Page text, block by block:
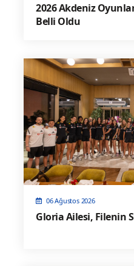
2026 Akdeniz
Belli Oldu
06 Ağustos 2026
Gloria Ailesi, Filenin